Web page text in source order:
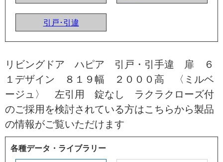
引戸･引違
リビングドア ハピア 引戸・引手違 扉 ６
１デザイン ８１９幅 ２０００高 〈ミルベ
ージュ〉 左引用 錠なし ラクラクローズ付
のご採用を検討されている方はこちらから製品
の情報がご覧いただけます
各種データ・ライブラリー